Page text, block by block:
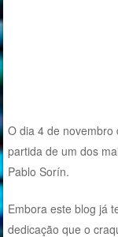
O dia 4 de
partida de um dos
Pablo Sorín.
Embora este blog já
dedicação que o